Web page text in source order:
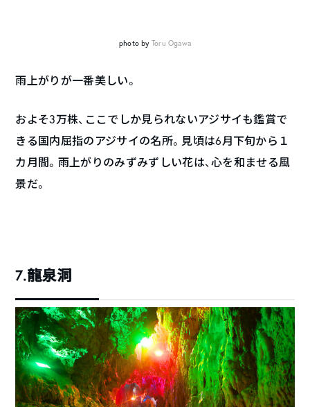
photo by Toru Ogawa
雨上がりが一番美しい。
およそ3万株、ここでしか見られないアジサイも鑑賞で
きる国内屈指のアジサイの名所。見頃は6月下旬から１
カ月間。雨上がりのみずみずしい花は、心を和ませる風
景だ。
7.龍泉洞